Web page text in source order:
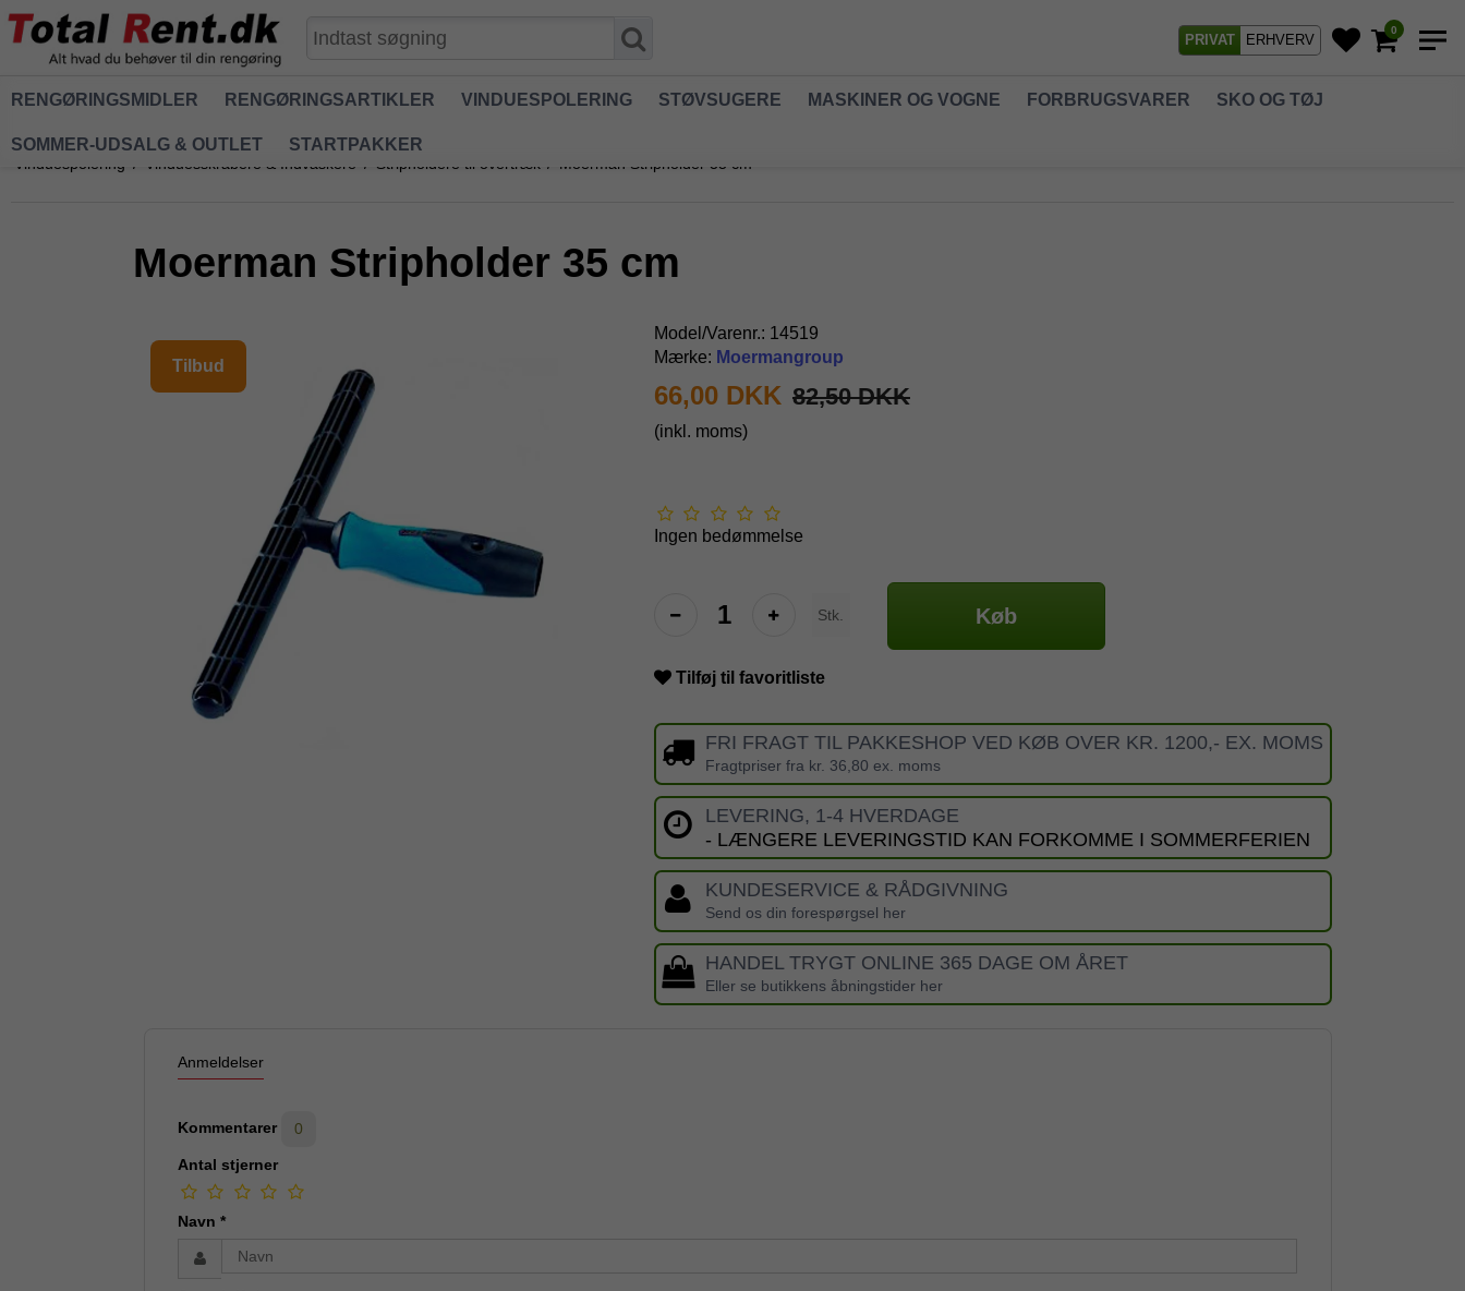
PRIVAT ERHVERV
0
RENGØRINGSMIDLER RENGØRINGSARTIKLER VINDUESPOLERING STØVSUGERE MASKINER OG VOGNE FORBRUGSVARER SKO OG TØJ
SOMMER-UDSALG & OUTLET STARTPAKKER
Vinduespolering / Vinduesskrabere & Indvaskere / Stripholdere til overtræk / Moerman Stripholder 35 cm
Moerman Stripholder 35 cm
Tilbud
Model/Varenr.: 14519
Mærke: Moermangroup
66,00 DKK 82,50 DKK
(inkl. moms)
Ingen bedømmelse
Stk. Køb
Tilføj til favoritliste
FRI FRAGT TIL PAKKESHOP VED KØB OVER KR. 1200,- EX. MOMS
Fragtpriser fra kr. 36,80 ex. moms
LEVERING, 1-4 HVERDAGE
- LÆNGERE LEVERINGSTID KAN FORKOMME I SOMMERFERIEN
KUNDESERVICE & RÅDGIVNING
Send os din forespørgsel her
HANDEL TRYGT ONLINE 365 DAGE OM ÅRET
Eller se butikkens åbningstider her
Anmeldelser
Kommentarer 0
Antal stjerner
Navn *